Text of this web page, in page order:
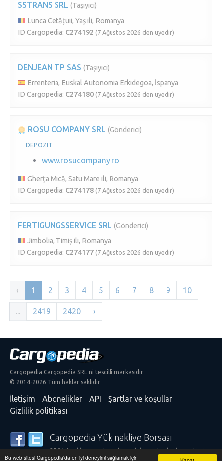
Bu web sitesi Cargopedia'da en iyi deneyimi sağlamak için
SSTRANS SRL (Taşıyıcı)
Lunca Cetățuii, Yaș ili, Romanya
ID Cargopedia: C274192 (7 Ağustos 2026 den üyedir)
DENJEAN TP SAS (Taşıyıcı)
Errenteria, Euskal Autonomia Erkidegoa, İspanya
ID Cargopedia: C274180 (7 Ağustos 2026 den üyedir)
ROSU COMPANY SRL (Gönderici)
DEPOZIT
www.rosucompany.ro
Gherța Mică, Satu Mare ili, Romanya
ID Cargopedia: C274178 (7 Ağustos 2026 den üyedir)
FERTIGUNGSSERVICE SRL (Gönderici)
Jimbolia, Timiș ili, Romanya
ID Cargopedia: C274177 (7 Ağustos 2026 den üyedir)
‹ 1 2 3 4 5 6 7 8 9 10
... 2419 2420 ›
Cargopedia Cargopedia SRL ni tescilli markasıdır
© 2014-2026 Tüm haklar saklıdır
İletişim Abonelikler API
Şartlar ve koşullar
Gizlilik politikası
Cargopedia Yük nakliye Borsası
25.314 nakliyeci ve tüm dünyadaki müşteriler hizmetimize
güveniyorlar